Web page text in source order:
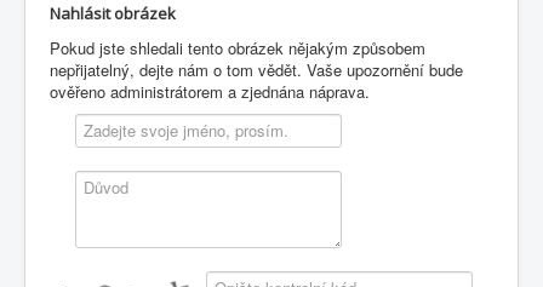
Nahlásit obrázek
Pokud jste shledali tento obrázek nějakým způsobem
nepřijatelný, dejte nám o tom vědět. Vaše upozornění bude
ověřeno administrátorem a zjednána náprava.